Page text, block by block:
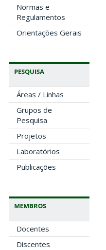
Normas e
Regulamentos
Orientações Gerais
PESQUISA
Áreas / Linhas
Grupos de
Pesquisa
Projetos
Laboratórios
Publicações
MEMBROS
Docentes
Discentes